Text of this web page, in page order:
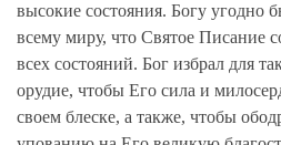
высокие состояния. Богу угодно
всему миру, что Святое Писание
всех состояний. Бог избрал для
орудие, чтобы Его сила и
своем блеске, а также, чтобы